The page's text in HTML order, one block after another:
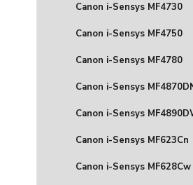
Canon i-Sensys MF4730
Canon i-Sensys MF4750
Canon i-Sensys MF4780
Canon i-Sensys
Canon i-Sensys
Canon i-Sensys MF623Cn
Canon i-Sensys MF628Cw